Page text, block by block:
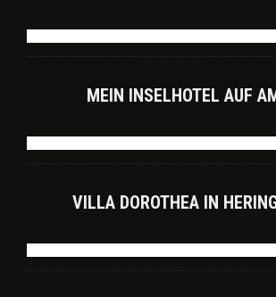
MEIN INSELHOTEL AUF
VILLA DOROTHEA IN